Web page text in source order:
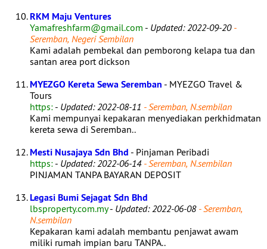
RKM Maju Ventures
Yamafreshfarm@gmail.com - Updated: 2022-09-20-
Seremban, Negeri Sembilan
Kami adalah pembekal dan pemborong kelapa tua dan
santan area port dickson
MYEZGO Kereta Sewa Seremban - MYEZGO Travel &
Tours
https: - Updated: 2022-08-11 - Seremban, N.sembilan
Kami mempunyai kepakaran menyediakan perkhidmatan
kereta sewa di Seremban..
Mesti Nusajaya Sdn Bhd - Pinjaman Peribadi
https: - Updated: 2022-06-14- Seremban, N.sembilan
PINJAMAN TANPA BAYARAN DEPOSIT
Legasi Bumi Sejagat Sdn Bhd
lbsproperty.com.my- Updated: 2022-06-08- Seremban,
N.sembilan
Kepakaran kami adalah membantu penjawat awam
miliki rumah impian baru TANPA..